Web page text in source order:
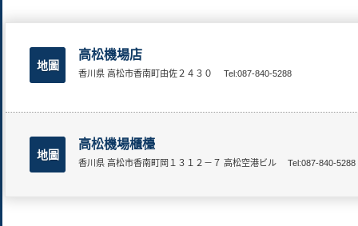
地圖
高松機場店
香川県 高松市香南町由佐２４３０ Tel:087-840-5288
地圖
高松機場櫃檯
香川県 高松市香南町岡１３１２－７ 高松空港ビル Tel:087-840-5288